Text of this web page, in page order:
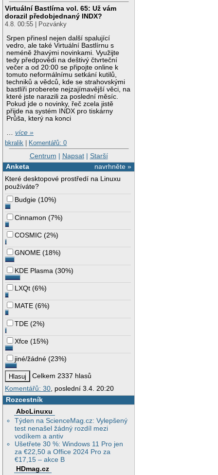
Virtuální Bastlírna vol. 65: Už vám
dorazil předobjednaný INDX?
4.8. 00:55 | Pozvánky
Srpen přinesl nejen další spalující
vedro, ale také Virtuální Bastlírnu s
neméně žhavými novinkami. Využijte
tedy předpovědi na deštivý čtvrteční
večer a od 20:00 se připojte online k
tomuto neformálnímu setkání kutilů,
techniků a vědců, kde se strahovskými
bastlíři proberete nejzajímavější věci, na
které jste narazili za poslední měsíc.
Pokud jde o novinky, řeč zcela jistě
přijde na systém INDX pro tiskárny
Průša, který na konci
…více »
bkralik
Komentářů: 0
Centrum | Napsat| Starší
navrhněte »
Anketa
Které desktopové prostředí na Linuxu
používáte?
Budgie (10%)
Cinnamon (7%)
COSMIC (2%)
GNOME (18%)
KDE Plasma (30%)
LXQt (6%)
MATE (6%)
TDE (2%)
Xfce (15%)
jiné/žádné (23%)
Celkem 2337 hlasů
Komentářů: 30 , poslední 3.4. 20:20
Rozcestník
AbcLinuxu
Týden na ScienceMag.cz: Vylepšený
test nenašel žádný rozdíl mezi
vodíkem a antiv
Ušetřete 30 %: Windows 11 Pro jen
za €22,50 a Office 2024 Pro za
€17,15 – akce B
HDmag.cz